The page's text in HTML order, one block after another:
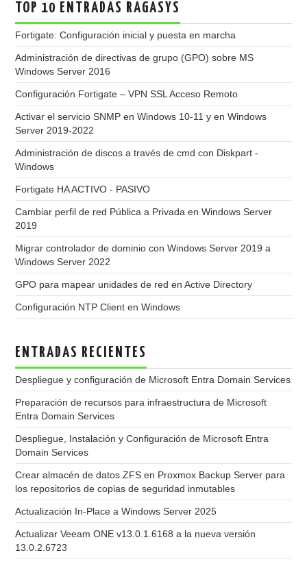
TOP 10 ENTRADAS RAGASYS
Fortigate: Configuración inicial y puesta en marcha
Administración de directivas de grupo (GPO) sobre MS
Windows Server 2016
Configuración Fortigate – VPN SSL Acceso Remoto
Activar el servicio SNMP en Windows 10-11 y en Windows
Server 2019-2022
Administración de discos a través de cmd con Diskpart -
Windows
Fortigate HA ACTIVO - PASIVO
Cambiar perfil de red Pública a Privada en Windows Server
2019
Migrar controlador de dominio con Windows Server 2019 a
Windows Server 2022
GPO para mapear unidades de red en Active Directory
Configuración NTP Client en Windows
ENTRADAS RECIENTES
Despliegue y configuración de Microsoft Entra Domain Services
Preparación de recursos para infraestructura de Microsoft
Entra Domain Services
Despliegue, Instalación y Configuración de Microsoft Entra
Domain Services
Crear almacén de datos ZFS en Proxmox Backup Server para
los repositorios de copias de seguridad inmutables
Actualización In-Place a Windows Server 2025
Actualizar Veeam ONE v13.0.1.6168 a la nueva versión
13.0.2.6723